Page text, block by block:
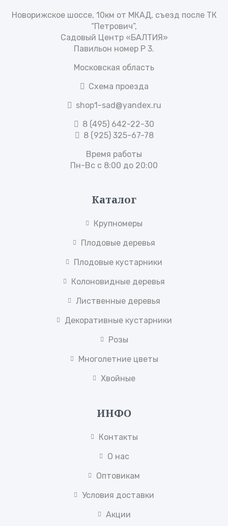
Новорижское шоссе, 10км от МКАД, съезд после ТК
“Петрович”,
Садовый Центр «БАЛТИЯ»
Павильон номер Р 3.
Московская область
Схема проезда
shop1-sad@yandex.ru
8 (495) 642-22-30
8 (925) 325-67-78
Время работы
Пн-Вс с 8:00 до 20:00
Каталог
Крупномеры
Плодовые деревья
Плодовые кустарники
Колоновидные деревья
Лиственные деревья
Декоративные кустарники
Розы
Многолетние цветы
Хвойные
ИНФО
Контакты
О нас
Оптовикам
Условия доставки
Акции